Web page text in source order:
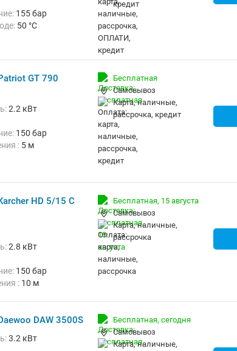
155 бар
50 °C
кредит
GT 790
2.2 кВт
150 бар
: 5 м
Бесплатная
Самовывоз
карта, наличные,
рассрочка, кредит
HD 5/15 C
2.8 кВт
150 бар
: 10 м
Бесплатная, 15 августа
Самовывоз
карта, наличные,
рассрочка
DAW 3500S
3.2 кВт
Бесплатная, сегодня
Самовывоз
карта, наличные,